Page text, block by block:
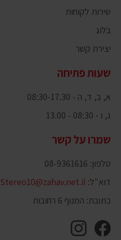
שירות לקוחות
בלוג
יצירת קשר
שעות פתיחה
א, ב, ד, ה - 08:30-17.30
ג, ו - 08:30 - 13.00
שמרו על קשר
טלפון: 08-9361616
דוא"ל: Stereo10@zahav.net.il
כתובת: המנוף 6 רחובות